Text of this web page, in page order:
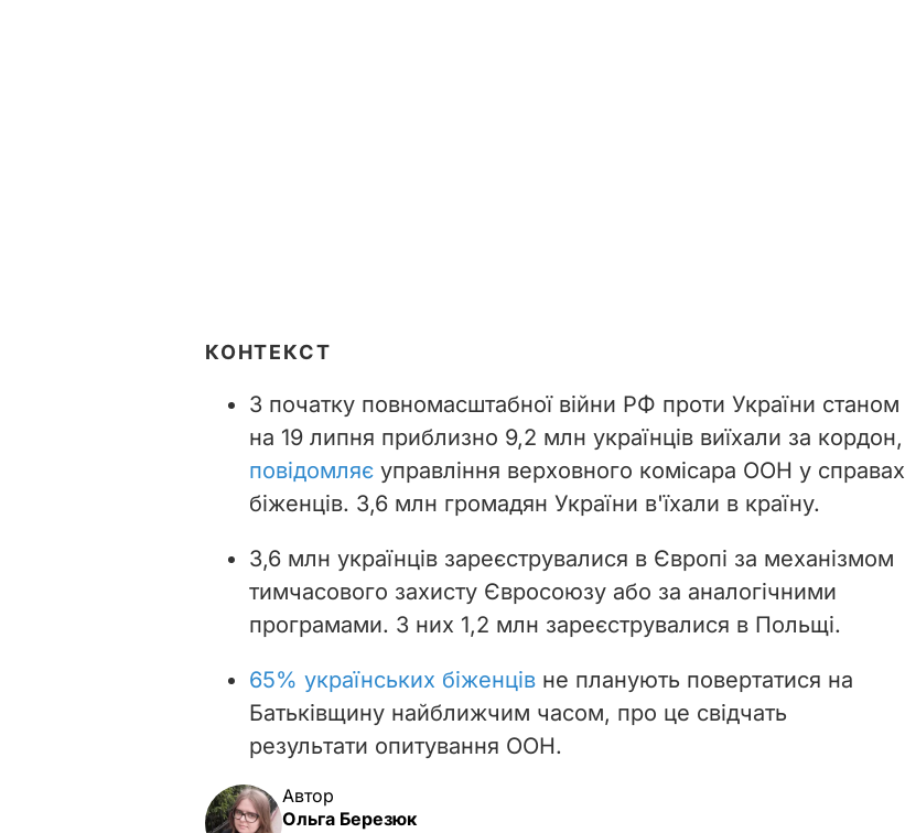
КОНТЕКСТ
З початку повномасштабної війни РФ проти України станом
на 19 липня приблизно 9,2 млн українців виїхали за кордон,
повідомляє управління верховного комісара ООН у справах
біженців. 3,6 млн громадян України в'їхали в країну.
3,6 млн українців зареєструвалися в Європі за механізмом
тимчасового захисту Євросоюзу або за аналогічними
програмами. З них 1,2 млн зареєструвалися в Польщі.
65% українських біженців не планують повертатися на
Батьківщину найближчим часом, про це свідчать
результати опитування ООН.
Автор
Ольга Березюк